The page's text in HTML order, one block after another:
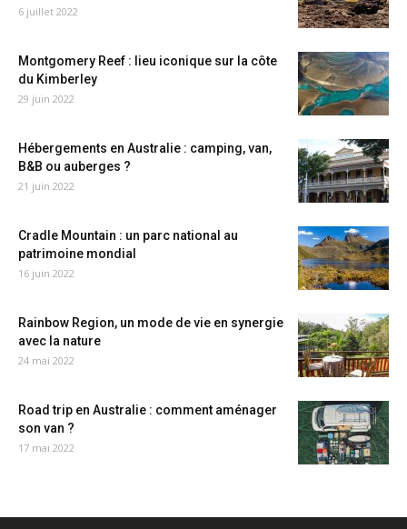
6 juillet 2022
Montgomery Reef : lieu iconique sur la côte
du Kimberley
29 juin 2022
Hébergements en Australie : camping, van,
B&B ou auberges ?
21 juin 2022
Cradle Mountain : un parc national au
patrimoine mondial
16 juin 2022
Rainbow Region, un mode de vie en synergie
avec la nature
24 mai 2022
Road trip en Australie : comment aménager
son van ?
17 mai 2022